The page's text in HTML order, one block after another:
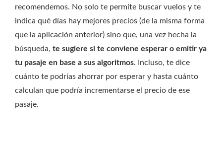
recomendemos. No solo te permite buscar vuelos y te
indica qué días hay mejores precios (de la misma forma
que la aplicación anterior) sino que, una vez hecha la
búsqueda, te sugiere si te conviene esperar o emitir ya
tu pasaje en base a sus algoritmos. Incluso, te dice
cuánto te podrías ahorrar por esperar y hasta cuánto
calculan que podría incrementarse el precio de ese
pasaje.